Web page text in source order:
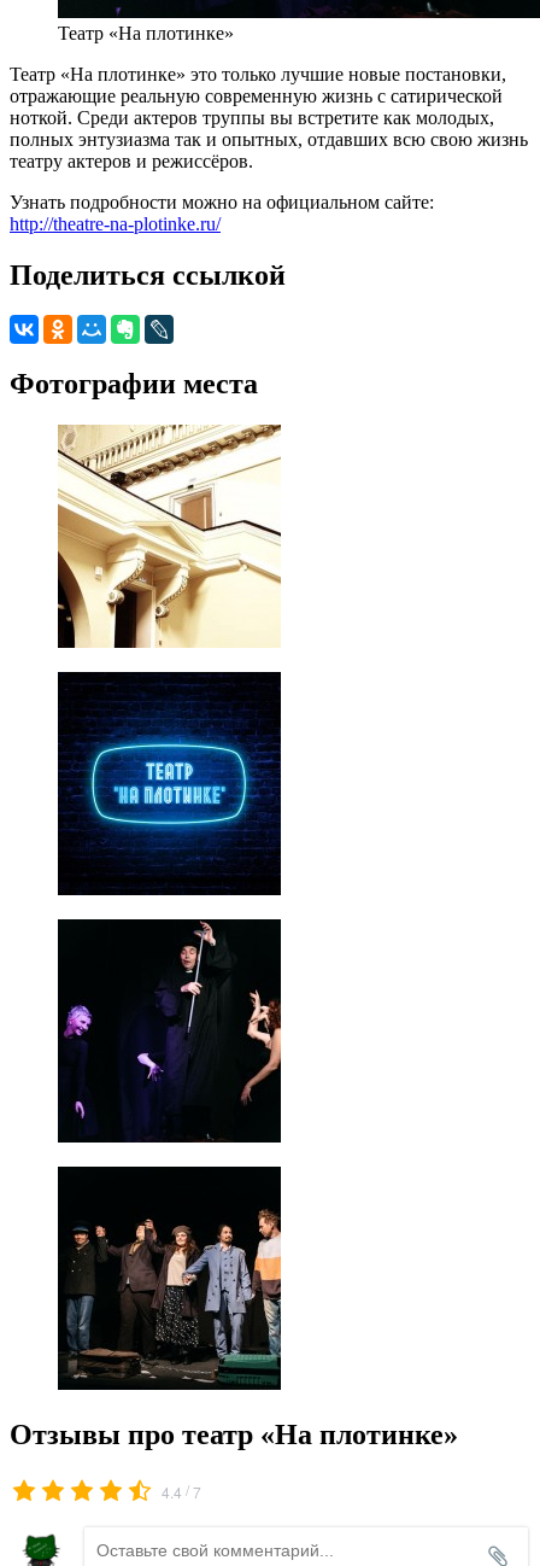
Театр «На плотинке»
Театр «На плотинке» это только лучшие новые постановки,
отражающие реальную современную жизнь с сатирической
ноткой. Среди актеров труппы вы встретите как молодых,
полных энтузиазма так и опытных, отдавших всю свою жизнь
театру актеров и режиссёров.
Узнать подробности можно на официальном сайте:
http://theatre-na-plotinke.ru/
Поделиться ссылкой
Фотографии места
Отзывы про театр «На плотинке»
4.4 /7